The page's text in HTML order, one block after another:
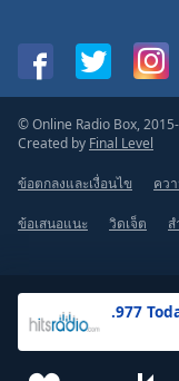
.977
© Online Radio Box,
Created by Final Level
ข้อตกลงและเงื่อนไข คว
ข้อเสนอแนะ วิดเจ็ต